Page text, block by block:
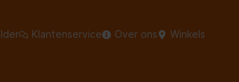
Klantenservice Over ons Winkels